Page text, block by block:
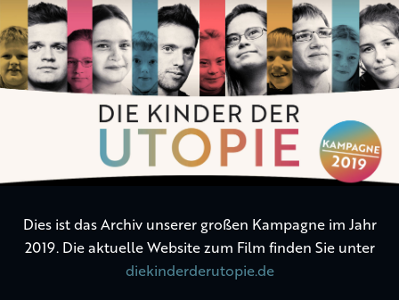
Die
Kinder
der
Dies ist das Archiv unserer großen Kampagne im Jahr
2019. Die aktuelle Website zum Film finden Sie unter
diekinderderutopie.de